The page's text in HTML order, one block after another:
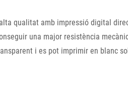
qualitat amb impressió digital
una major resistència
i es pot imprimir en blanc